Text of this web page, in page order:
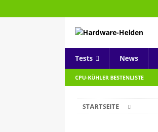
Tests News
CPU-KÜHLER BESTENLISTE
STARTSEITE